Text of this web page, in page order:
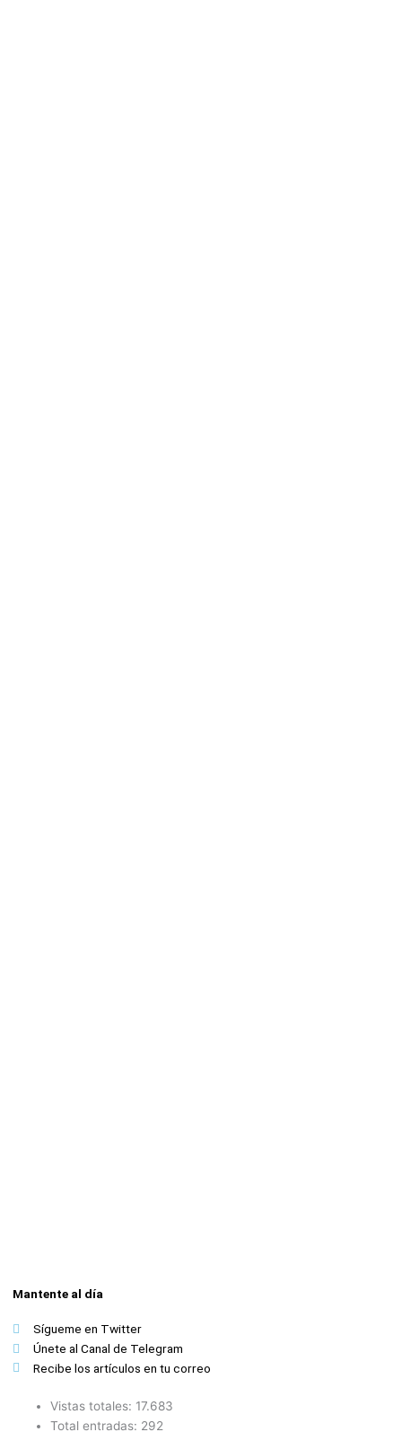
Mantente al día
Sígueme en Twitter
Únete al Canal de Telegram
Recibe los artículos en tu correo
Vistas totales: 17.683
Total entradas: 292